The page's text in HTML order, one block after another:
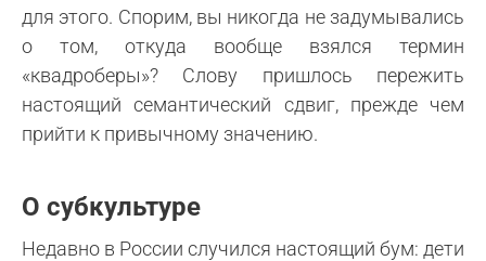
для этого. Спорим, вы никогда не задумывались
о том, откуда вообще взялся термин
«квадроберы»? Слову пришлось пережить
настоящий семантический сдвиг, прежде чем
прийти к привычному значению.
О субкультуре
Недавно в России случился настоящий бум: дети